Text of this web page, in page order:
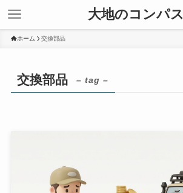
大地のコンパス
ホーム 交換部品
交換部品 – tag –